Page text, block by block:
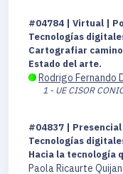
#04784 | Virtual |
Tecnologías
Cartografiar
Estado del arte.
Rodrigo Fernando
1 - UE CISOR
#04837 |
Tecnologías
Hacia la tecnología
Paola Ricaurte